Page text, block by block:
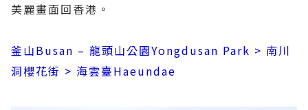
美麗畫面回香港。
釜山Busan – 龍頭山公園Yongdusan Park > 南川
洞櫻花街 > 海雲臺Haeundae